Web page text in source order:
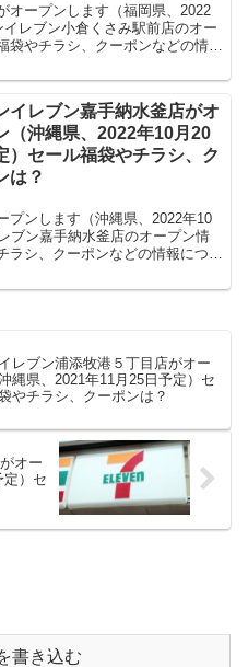
オープンします（福岡県、2022
レブン小倉くさみ駅前店のオー
やチラシ、クーポンなどの情報
イレブン嘉手納水釜店がオ
（沖縄県、2022年10月20
）セール福袋やチラシ、ク
は？
プンします（沖縄県、2022年10
ブン嘉手納水釜店のオープン情
ラシ、クーポンなどの情報につい
レブン浦添牧港５丁目店がオー
縄県、2021年11月25日予定）セ
やチラシ、クーポンは？
オー
定）セ
書き込む